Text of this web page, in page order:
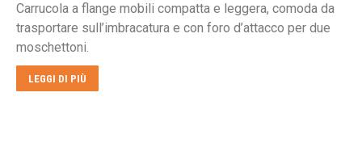
era:
€33,00.
è:
Carrucola a flange mobili compatta e leggera, comoda da
trasportare sull’imbracatura e con foro d’attacco per due
moschettoni.
LEGGI DI PIÙ